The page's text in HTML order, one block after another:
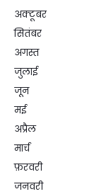
अक्टूबर
सितंबर
अगस्त
जुलाई
जून
मई
अप्रैल
मार्च
फ़रवरी
जनवरी